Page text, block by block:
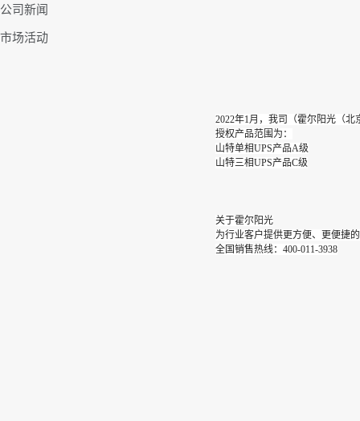
公司新闻
市场活动
2022年1月，我司（霍尔阳光（
授权产品范围为：
山特单相UPS产品A级
山特三相UPS产品C级
关于霍尔阳光
为行业客户提供更方便、更便捷
全国销售热线：400-011-3938